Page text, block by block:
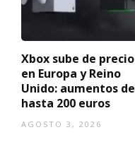
Xbox sube de precio
en Europa y Reino
Unido: aumentos de
hasta 200 euros
AGOSTO 3, 2026